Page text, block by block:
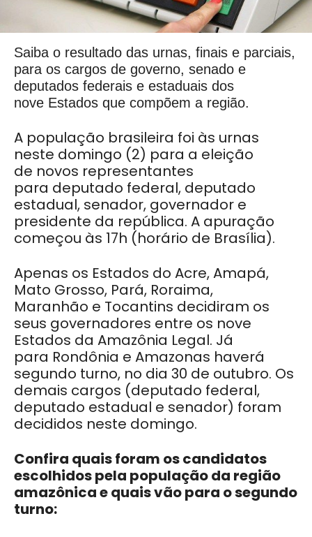
Saiba o resultado das urnas, finais e parciais,
para os cargos de governo, senado e
deputados federais e estaduais dos
nove Estados que compõem a região.
A população brasileira foi às urnas
neste domingo (2) para a eleição
de novos representantes
para deputado federal, deputado
estadual, senador, governador e
presidente da república. A apuração
começou às 17h (horário de Brasília).
Apenas os Estados do Acre, Amapá,
Mato Grosso, Pará, Roraima,
Maranhão e Tocantins decidiram os
seus governadores entre os nove
Estados da Amazônia Legal. Já
para Rondônia e Amazonas haverá
segundo turno, no dia 30 de outubro. Os
demais cargos (deputado federal,
deputado estadual e senador) foram
decididos neste domingo.
Confira quais foram os candidatos
escolhidos pela população da região
amazônica e quais vão para o segundo
turno: